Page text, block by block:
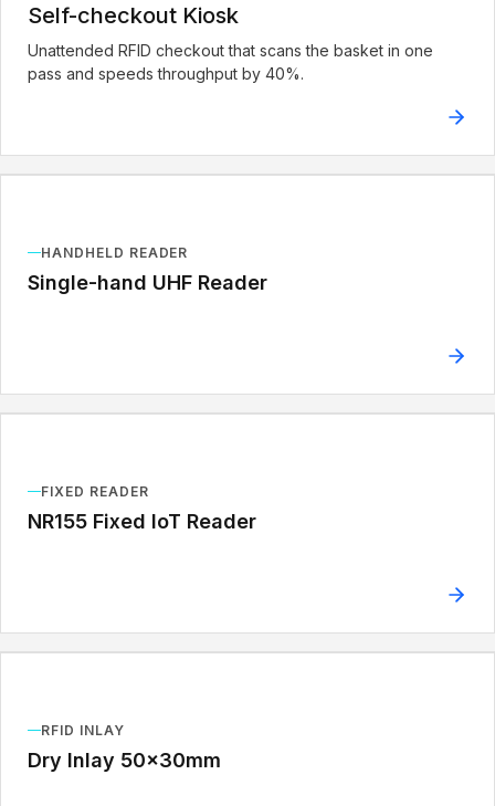
Self-checkout Kiosk
Unattended RFID checkout that scans the basket in one
pass and speeds throughput by 40%.
HANDHELD READER
Single-hand UHF Reader
FIXED READER
NR155 Fixed IoT Reader
RFID INLAY
Dry Inlay 50x30mm